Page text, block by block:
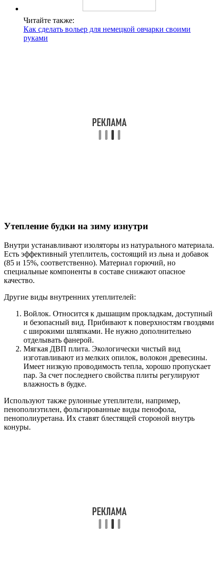
Читайте также:
Как сделать вольер для немецкой овчарки своими
руками
Утепление будки на зиму изнутри
Внутри устанавливают изоляторы из натурального материала.
Есть эффективный утеплитель, состоящий из льна и добавок
(85 и 15%, соответственно). Материал горючий, но
специальные компоненты в составе снижают опасное
качество.
Другие виды внутренних утеплителей:
Войлок. Относится к дышащим прокладкам, доступный
и безопасный вид. Прибивают к поверхностям гвоздями
с широкими шляпками. Не нужно дополнительно
отделывать фанерой.
Мягкая ДВП плита. Экологически чистый вид
изготавливают из мелких опилок, волокон древесины.
Имеет низкую проводимость тепла, хорошо пропускает
пар. За счет последнего свойства плиты регулируют
влажность в будке.
Используют также рулонные утеплители, например,
пенополиэтилен, фольгированные виды пенофола,
пенополиуретана. Их ставят блестящей стороной внутрь
конуры.